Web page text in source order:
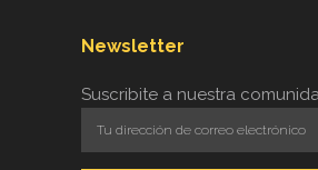
Newsletter
Suscribite a nuestra